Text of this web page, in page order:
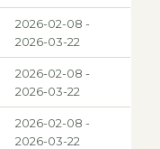
2026-02-08 -
2026-03-22
2026-02-08 -
2026-03-22
2026-02-08 -
2026-03-22